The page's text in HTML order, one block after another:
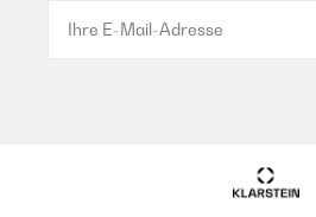
stata un'esperienza fantastica, un
se lo si usa come cammino esterno